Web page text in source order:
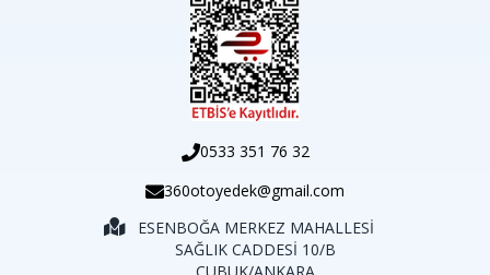
0533 351 76 32
360otoyedek@gmail.com
ESENBOĞA MERKEZ MAHALLESİ
SAĞLIK CADDESİ 10/B